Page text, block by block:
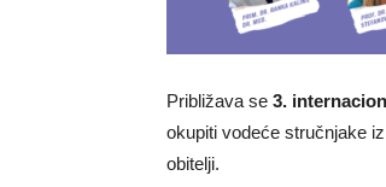
Približava se 3.
okupiti vodeće stručnjake
obitelji.